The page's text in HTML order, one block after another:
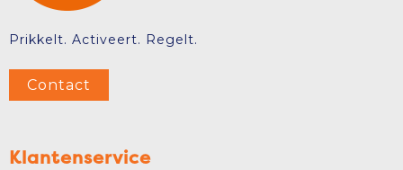
Prikkelt. Activeert. Regelt.
Contact
Klantenservice